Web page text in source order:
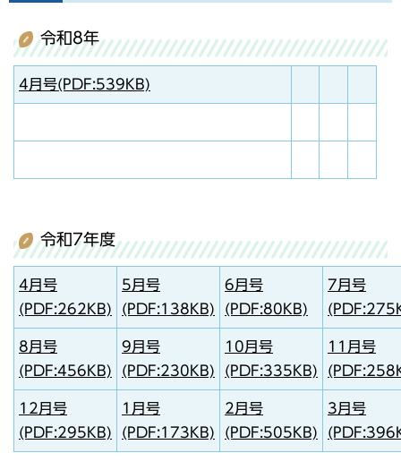
令和8年
4月号(PDF:539KB)
令和7年度
4月号
(PDF:262KB)
5月号
(PDF:138KB)
6月号
(PDF:80KB)
7月号
8月号
(PDF:456KB)
9月号
(PDF:230KB)
10月号
(PDF:335KB)
11月号
12月号
(PDF:295KB)
1月号
(PDF:173KB)
2月号
(PDF:505KB)
3月号